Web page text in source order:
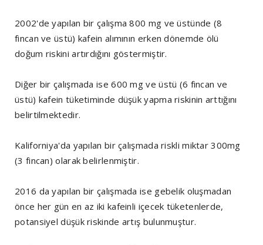
2002'de yapılan bir çalışma 800 mg ve üstünde (8
fincan ve üstü) kafein alımının erken dönemde ölü
doğum riskini artırdığını göstermiştir.
Diğer bir çalışmada ise 600 mg ve üstü (6 fincan ve
üstü) kafein tüketiminde düşük yapma riskinin arttığını
belirtilmektedir.
Kaliforniya'da yapılan bir çalışmada riskli miktar 300mg
(3 fincan) olarak belirlenmiştir.
2016 da yapılan bir çalışmada ise gebelik oluşmadan
önce her gün en az iki kafeinli içecek tüketenlerde,
potansiyel düşük riskinde artış bulunmuştur.